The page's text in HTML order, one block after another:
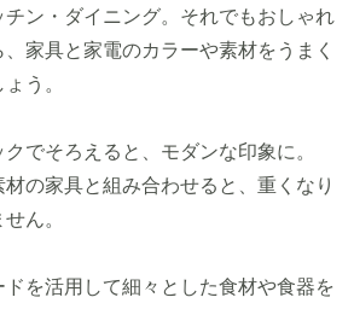
ン・ダイニング。それでもおしゃれ
家具と家電のカラーや素材をうまく
う。
でそろえると、モダンな印象に。
の家具と組み合わせると、重くなり
ん。
ドを活用して細々とした食材や食器を